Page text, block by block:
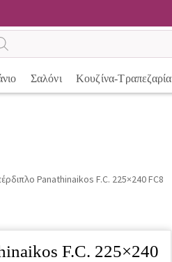
Σαλόνι Κουζίνα-Τραπεζαρία
Panathinaikos F.C. 225×240 FC8
F.C. 225×240